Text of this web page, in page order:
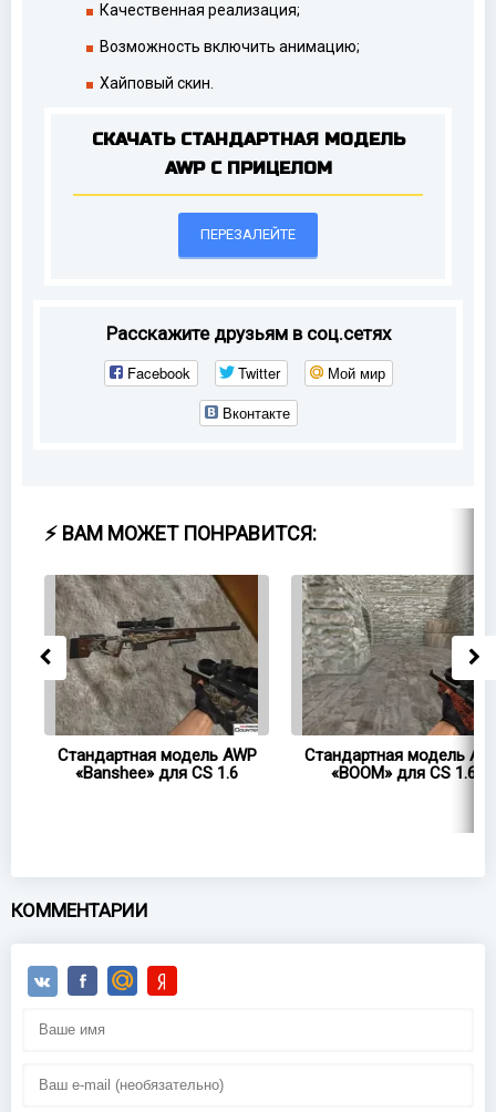
Качественная реализация;
Возможность включить анимацию;
Хайповый скин.
СКАЧАТЬ СТАНДАРТНАЯ МОДЕЛЬ
AWP С ПРИЦЕЛОМ
ПЕРЕЗАЛЕЙТЕ
Расскажите друзьям в соц.сетях
Facebook Twitter
Мой мир
Вконтакте
⚡ ВАМ МОЖЕТ ПОНРАВИТСЯ:
Стандартная модель AWP
«Banshee» для CS 1.6
Стандартная модель
«BOOM» для CS 1.6
КОММЕНТАРИИ